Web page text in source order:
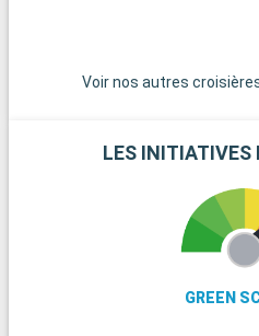
Voir nos autres
LES INITIATIVES
GREEN